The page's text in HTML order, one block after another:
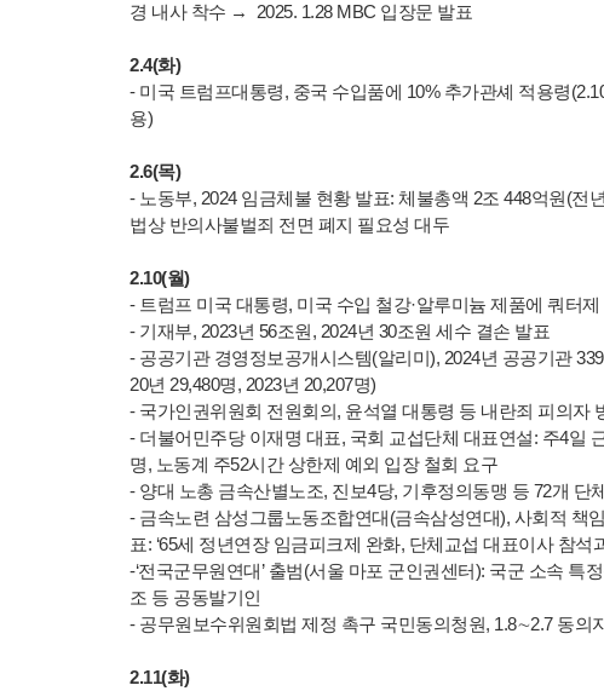
경 내사 착수 → 2025. 1.28 MBC 입장문 발표
2.4(화)
- 미국 트럼프대통령, 중국 수입품에 10% 추가관셰 적용령
용)
2.6(목)
- 노동부, 2024 임금체불 현황 발표: 체불총액 2조 448억원(전
법상 반의사불벌죄 전면 폐지 필요성 대두
2.10(월)
- 트럼프 미국 대통령, 미국 수입 철강·알루미늄 제품에 쿼터
- 기재부, 2023년 56조원, 2024년 30조원 세수 결손 발표
- 공공기관 경영정보공개시스템(알리미), 2024년 공공기관
20년 29,480명, 2023년 20,207명)
- 국가인권위원회 전원회의, 윤석열 대통령 등 내란죄 피의자
- 더불어민주당 이재명 대표, 국회 교섭단체 대표연설: 주4일
명, 노동계 주52시간 상한제 예외 입장 철회 요구
- 양대 노총 금속산별노조, 진보4당, 기후정의동맹 등 72개 단
- 금속노련 삼성그룹노동조합연대(금속삼성연대), 사회적 책
표: ‘65세 정년연장 임금피크제 완화, 단체교섭 대표이사 참석
-‘전국군무원연대’ 출범(서울 마포 군인권센터): 국군 소속 특
조 등 공동발기인
- 공무원보수위원회법 제정 촉구 국민동의청원, 1.8∼2.7 동의
2.11(화)